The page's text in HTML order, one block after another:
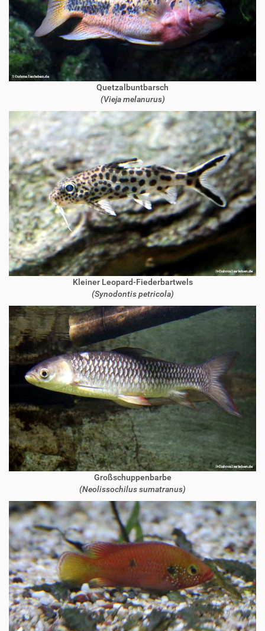
Quetzalbuntbarsch
(Vieja melanurus)
Kleiner Leopard-Fiederbartwels
(Synodontis petricola)
Großschuppenbarbe
(Neolissochilus sumatranus)